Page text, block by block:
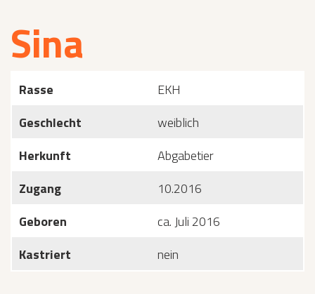
Sina
Rasse
EKH
Geschlecht
weiblich
Herkunft
Abgabetier
Zugang
10.2016
Geboren
ca. Juli 2016
Kastriert
nein